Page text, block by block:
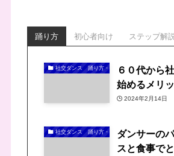
踊り方 初心者向け ステップ解説
社交ダンス 踊り方・踊りの方法６０代から
始めるメリ
2024年2月14日
社交ダンス 踊り方・踊りの方法ダンサーの
スと食事で